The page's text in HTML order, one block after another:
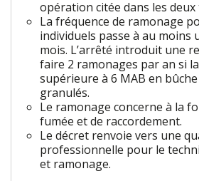
opération citée dans les deux
La fréquence de ramonage
individuels passe à au moins
mois. L’arrêté introduit une
faire 2 ramonages par an si
supérieure à 6 MAB en
granulés.
Le ramonage concerne à la
fumée et de raccordement.
Le décret renvoie vers une
professionnelle pour le
et ramonage.